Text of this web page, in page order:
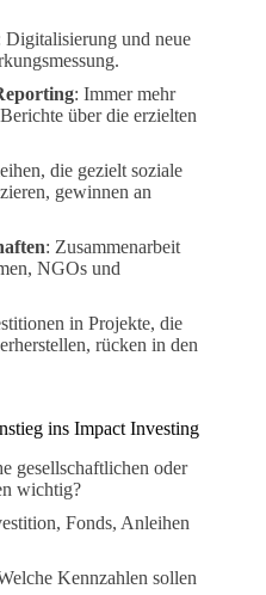
Digitalisierung und neue
: Immer mehr
über die erzielten
die gezielt soziale
gewinnen an
: Zusammenarbeit
NGOs und
in Projekte, die
rücken in den
ins Impact Investing
gesellschaftlichen oder
wichtig?
Fonds, Anleihen
Kennzahlen sollen